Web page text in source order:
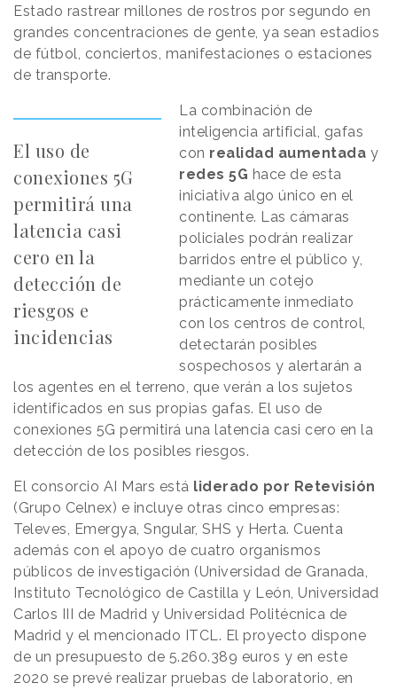
Estado rastrear millones de rostros por segundo en
grandes concentraciones de gente, ya sean estadios
de fútbol, conciertos, manifestaciones o estaciones
de transporte.
El uso de
conexiones 5G
permitirá una
latencia casi
cero en la
detección de
riesgos e
incidencias
La combinación de
inteligencia artificial, gafas
con realidad aumentada y
redes 5G hace de esta
iniciativa algo único en el
continente. Las cámaras
policiales podrán realizar
barridos entre el público y,
mediante un cotejo
prácticamente inmediato
con los centros de control,
detectarán posibles
sospechosos y alertarán a
los agentes en el terreno, que verán a los sujetos
identificados en sus propias gafas. El uso de
conexiones 5G permitirá una latencia casi cero en la
detección de los posibles riesgos.
El consorcio AI Mars está liderado por Retevisión
(Grupo Celnex) e incluye otras cinco empresas:
Televes, Emergya, Sngular, SHS y Herta. Cuenta
además con el apoyo de cuatro organismos
públicos de investigación (Universidad de Granada,
Instituto Tecnológico de Castilla y León, Universidad
Carlos III de Madrid y Universidad Politécnica de
Madrid y el mencionado ITCL. El proyecto dispone
de un presupuesto de 5.260.389 euros y en este
2020 se prevé realizar pruebas de laboratorio, en